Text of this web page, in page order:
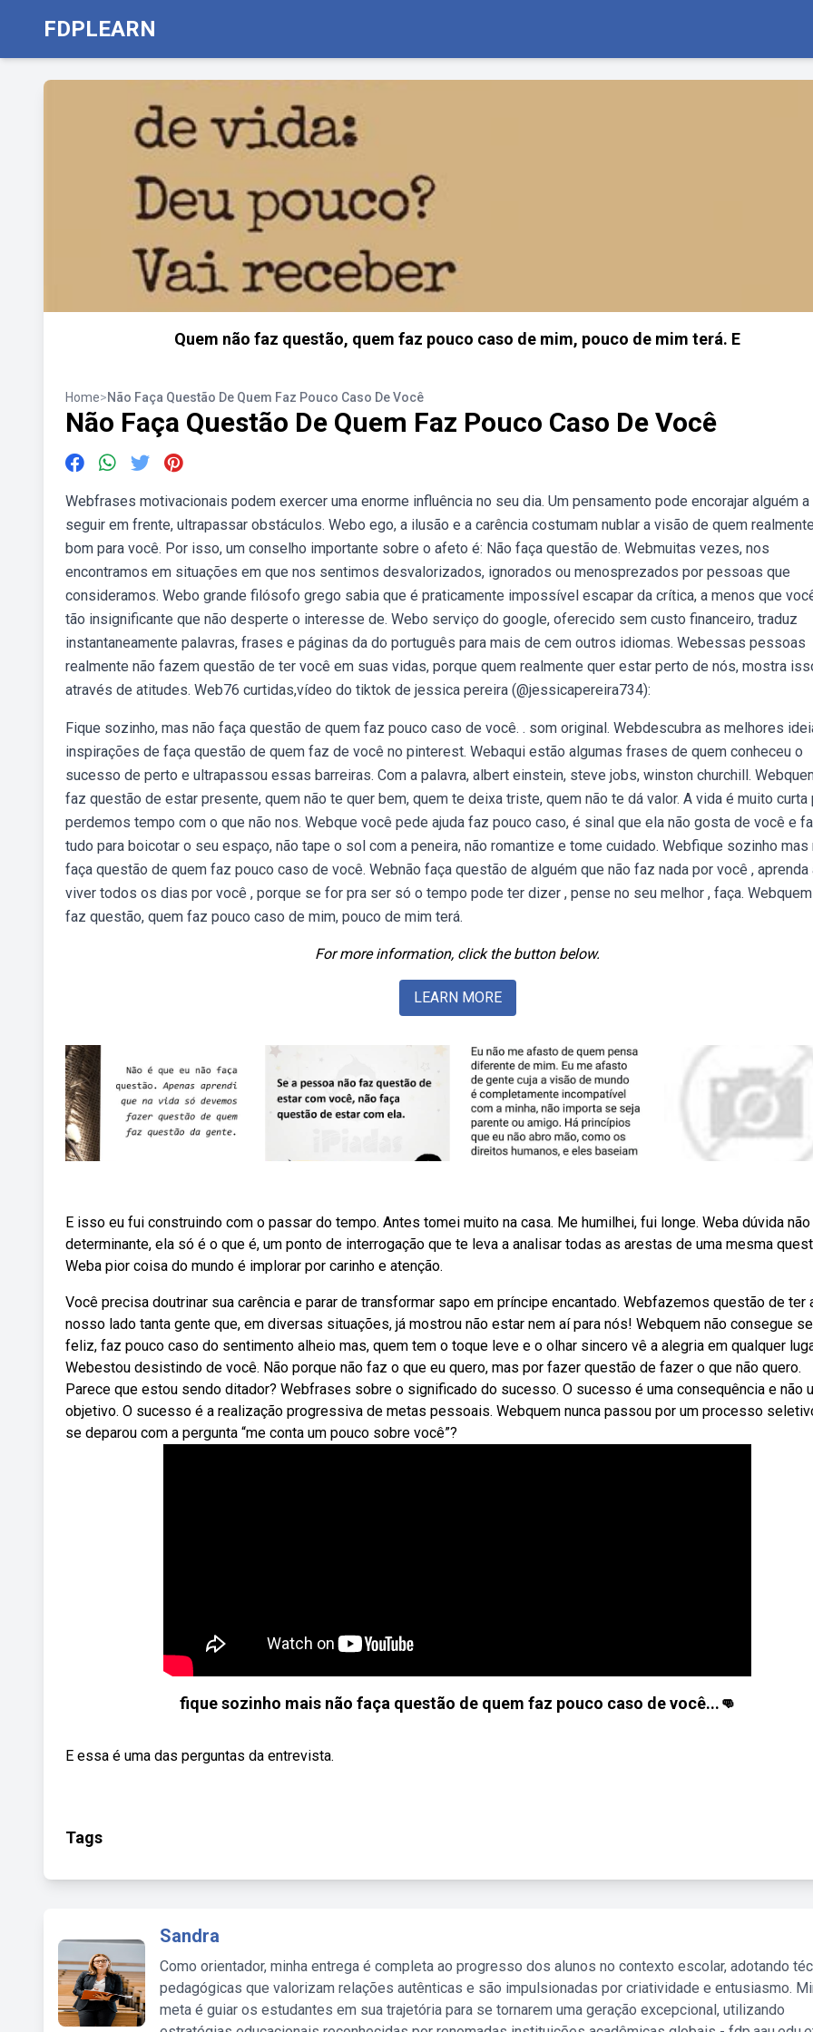
FDPLEARN
Quem não faz questão, quem faz pouco caso de mim, pouco de mim terá. E
Home>Não Faça Questão De Quem Faz Pouco Caso De Você
Não Faça Questão De Quem Faz Pouco Caso De Você
Webfrases motivacionais podem exercer uma enorme influência no seu dia. Um pensamento pode encorajar alguém a
seguir em frente, ultrapassar obstáculos. Webo ego, a ilusão e a carência costumam nublar a visão de quem
bom para você. Por isso, um conselho importante sobre o afeto é: Não faça questão de. Webmuitas vezes, nos
encontramos em situações em que nos sentimos desvalorizados, ignorados ou menosprezados por pessoas que
consideramos. Webo grande filósofo grego sabia que é praticamente impossível escapar da crítica, a menos que
tão insignificante que não desperte o interesse de. Webo serviço do google, oferecido sem custo financeiro, traduz
instantaneamente palavras, frases e páginas da do português para mais de cem outros idiomas. Webessas pessoas
realmente não fazem questão de ter você em suas vidas, porque quem realmente quer estar perto de nós, mostra
através de atitudes. Web76 curtidas,vídeo do tiktok de jessica pereira (@jessicapereira734):
Fique sozinho, mas não faça questão de quem faz pouco caso de você. . som original. Webdescubra as melhores
inspirações de faça questão de quem faz de você no pinterest. Webaqui estão algumas frases de quem conheceu o
sucesso de perto e ultrapassou essas barreiras. Com a palavra, albert einstein, steve jobs, winston churchill.
faz questão de estar presente, quem não te quer bem, quem te deixa triste, quem não te dá valor. A vida é muito curta
perdemos tempo com o que não nos. Webque você pede ajuda faz pouco caso, é sinal que ela não gosta de você e
tudo para boicotar o seu espaço, não tape o sol com a peneira, não romantize e tome cuidado. Webfique sozinho mas
faça questão de quem faz pouco caso de você. Webnão faça questão de alguém que não faz nada por você , aprenda
viver todos os dias por você , porque se for pra ser só o tempo pode ter dizer , pense no seu melhor , faça. Webquem
faz questão, quem faz pouco caso de mim, pouco de mim terá.
For more information, click the button below.
LEARN MORE
E isso eu fui construindo com o passar do tempo. Antes tomei muito na casa. Me humilhei, fui longe. Weba dúvida
determinante, ela só é o que é, um ponto de interrogação que te leva a analisar todas as arestas de uma mesma
Weba pior coisa do mundo é implorar por carinho e atenção.
Você precisa doutrinar sua carência e parar de transformar sapo em príncipe encantado. Webfazemos questão de ter
nosso lado tanta gente que, em diversas situações, já mostrou não estar nem aí para nós! Webquem não consegue
feliz, faz pouco caso do sentimento alheio mas, quem tem o toque leve e o olhar sincero vê a alegria em qualquer
Webestou desistindo de você. Não porque não faz o que eu quero, mas por fazer questão de fazer o que não quero.
Parece que estou sendo ditador? Webfrases sobre o significado do sucesso. O sucesso é uma consequência e não
objetivo. O sucesso é a realização progressiva de metas pessoais. Webquem nunca passou por um processo
se deparou com a pergunta “me conta um pouco sobre você”?
fique sozinho mais não faça questão de quem faz pouco caso de você...👊
E essa é uma das perguntas da entrevista.
Tags
Sandra
Como orientador, minha entrega é completa ao progresso dos alunos no contexto escolar, adotando
pedagógicas que valorizam relações autênticas e são impulsionadas por criatividade e entusiasmo.
meta é guiar os estudantes em sua trajetória para se tornarem uma geração excepcional, utilizando